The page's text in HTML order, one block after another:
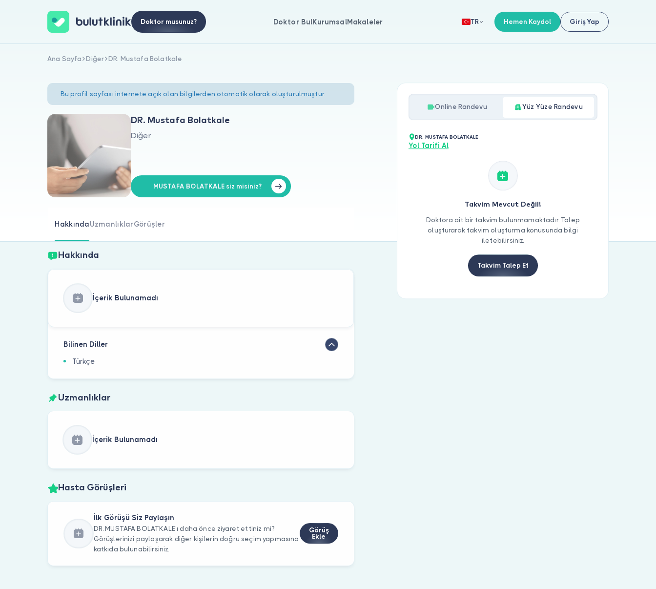
Doktor musunuz? Doktor BulKurumsalMakaleler TR Hemen Kaydol Giriş Yap
Ana Sayfa Diğer DR. Mustafa Bolatkale
Bu profil sayfası internete açık olan bilgilerden otomatik olarak oluşturulmuştur.
DR. Mustafa Bolatkale
Diğer
MUSTAFA BOLATKALE siz misiniz?
HakkındaUzmanlıklarGörüşler
Hakkında
İçerik Bulunamadı
Bilinen Diller
Türkçe
Uzmanlıklar
İçerik Bulunamadı
Hasta Görüşleri
İlk Görüşü Siz Paylaşın
DR. MUSTAFA BOLATKALE’ı daha önce ziyaret ettiniz mi?
Görüşlerinizi paylaşarak diğer kişilerin doğru seçim yapmasına
katkıda bulunabilirsiniz.
Görüş
Ekle
Online Randevu Yüz Yüze Randevu
DR. MUSTAFA BOLATKALE
Yol Tarifi Al
Takvim Mevcut Değil!
Doktora ait bir takvim bulunmamaktadır. Talep
oluşturarak takvim oluşturma konusunda bilgi
iletebilirsiniz.
Takvim Talep Et